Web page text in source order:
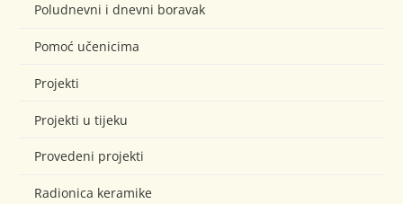
Poludnevni i dnevni boravak
Pomoć učenicima
Projekti
Projekti u tijeku
Provedeni projekti
Radionica keramike